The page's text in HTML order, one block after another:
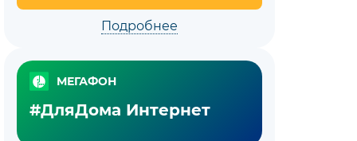
Подробнее
МЕГАФОН
#ДляДома Интернет